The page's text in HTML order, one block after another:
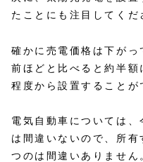
たことにも注目してくだ
確かに売電価格は下が
前ほどと比べると約半
程度から設置することが
電気自動車については、
は間違いないので、所
つのは間違いありません